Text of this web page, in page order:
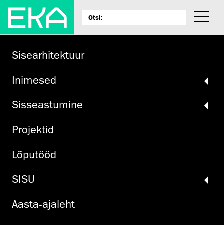
Sisearhitektuur
Inimesed
Sisseastumine
Projektid
Lõputööd
SISU
Aasta-ajaleht